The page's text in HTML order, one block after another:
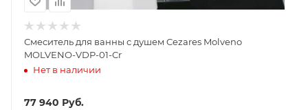
Смеситель для ванны с душем Cezares Molveno
MOLVENO-VDP-01-Cr
Нет в наличии
77 940 Руб.